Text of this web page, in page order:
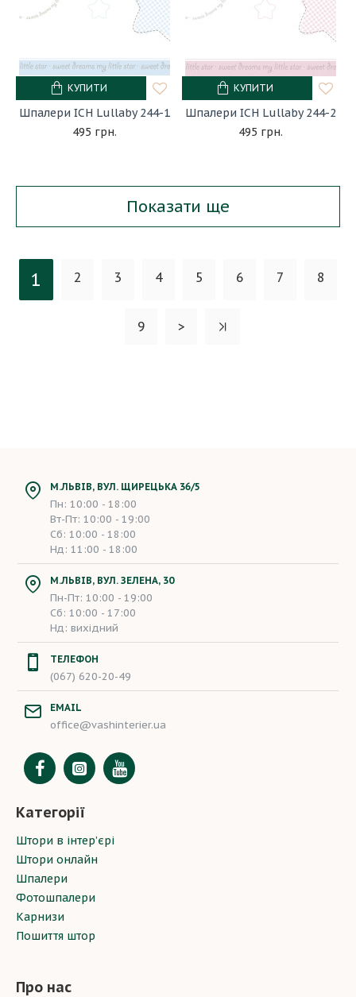
Шпалери ICH Lullaby 244-1
495 грн.
КУПИТИ
Шпалери ICH Lullaby 244-2
495 грн.
КУПИТИ
Показати ще
1 2 3 4 5 6 7 8
9 >
М.ЛЬВІВ, ВУЛ. ЩИРЕЦЬКА 36/5
Пн: 10:00 - 18:00
Вт-Пт: 10:00 - 19:00
Сб: 10:00 - 18:00
Нд: 11:00 - 18:00
М.ЛЬВІВ, ВУЛ. ЗЕЛЕНА, 30
Пн-Пт: 10:00 - 19:00
Сб: 10:00 - 17:00
Нд: вихідний
ТЕЛЕФОН
(067) 620-20-49
EMAIL
office@vashinterier.ua
Категорії
Штори в інтер’єрі
Штори онлайн
Шпалери
Фотошпалери
Карнизи
Пошиття штор
Про нас